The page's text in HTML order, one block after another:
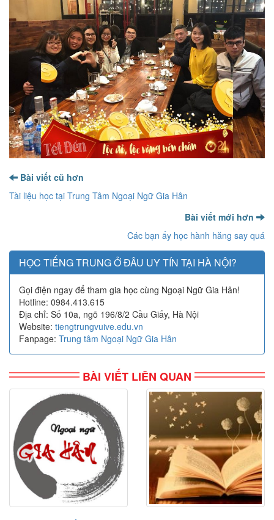
Bài viết cũ hơn
Tài liệu học tại Trung Tâm Ngoại Ngữ Gia Hân
Bài viết mới hơn
Các bạn ấy học hành hăng say quá
HỌC TIẾNG TRUNG Ở ĐÂU UY TÍN TẠI HÀ NỘI?
Gọi điện ngay để tham gia học cùng Ngoại Ngữ Gia Hân!
Hotline: 0984.413.615
Địa chỉ: Số 10a, ngõ 196/8/2 Cầu Giấy, Hà Nội
Website: tiengtrungvuive.edu.vn
Fanpage: Trung tâm Ngoại Ngữ Gia Hân
BÀI VIẾT LIÊN QUAN